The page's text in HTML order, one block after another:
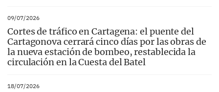
09/07/2026
Cortes de tráfico en Cartagena: el puente del
Cartagonova cerrará cinco días por las obras de
la nueva estación de bombeo, restablecida la
circulación en la Cuesta del Batel
18/07/2026